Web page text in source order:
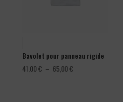
Bavolet pour panneau rigide
41,00€ – 65,00€Plage